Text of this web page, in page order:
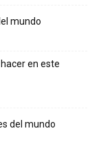
mundo
en este
del mundo